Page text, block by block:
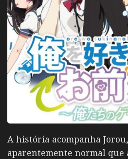
A história acompanha
aparentemente normal que